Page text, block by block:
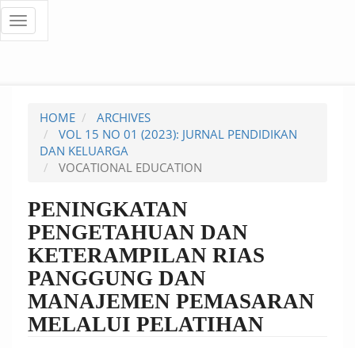
Quick
page
content
Main
Content
Sidebar
Toggle
navigation
HOME
ARCHIVES
VOL 15 NO 01 (2023): JURNAL PENDIDIKAN
DAN KELUARGA
VOCATIONAL EDUCATION
PENINGKATAN
PENGETAHUAN DAN
KETERAMPILAN RIAS
PANGGUNG DAN
MANAJEMEN PEMASARAN
MELALUI PELATIHAN